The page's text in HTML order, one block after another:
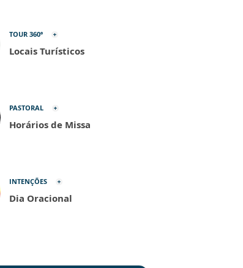
TOUR 360º
Locais Turísticos
PASTORAL
Horários de Missa
INTENÇÕES
Dia Oracional